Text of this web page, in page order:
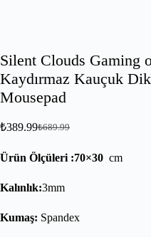
Silent Clouds Gaming
Kaydırmaz Kauçuk
Mousepad
₺689.99
₺389.99
Ürün Ölçüleri :70×30 cm
Kalınlık:3mm
Kumaş: Spandex